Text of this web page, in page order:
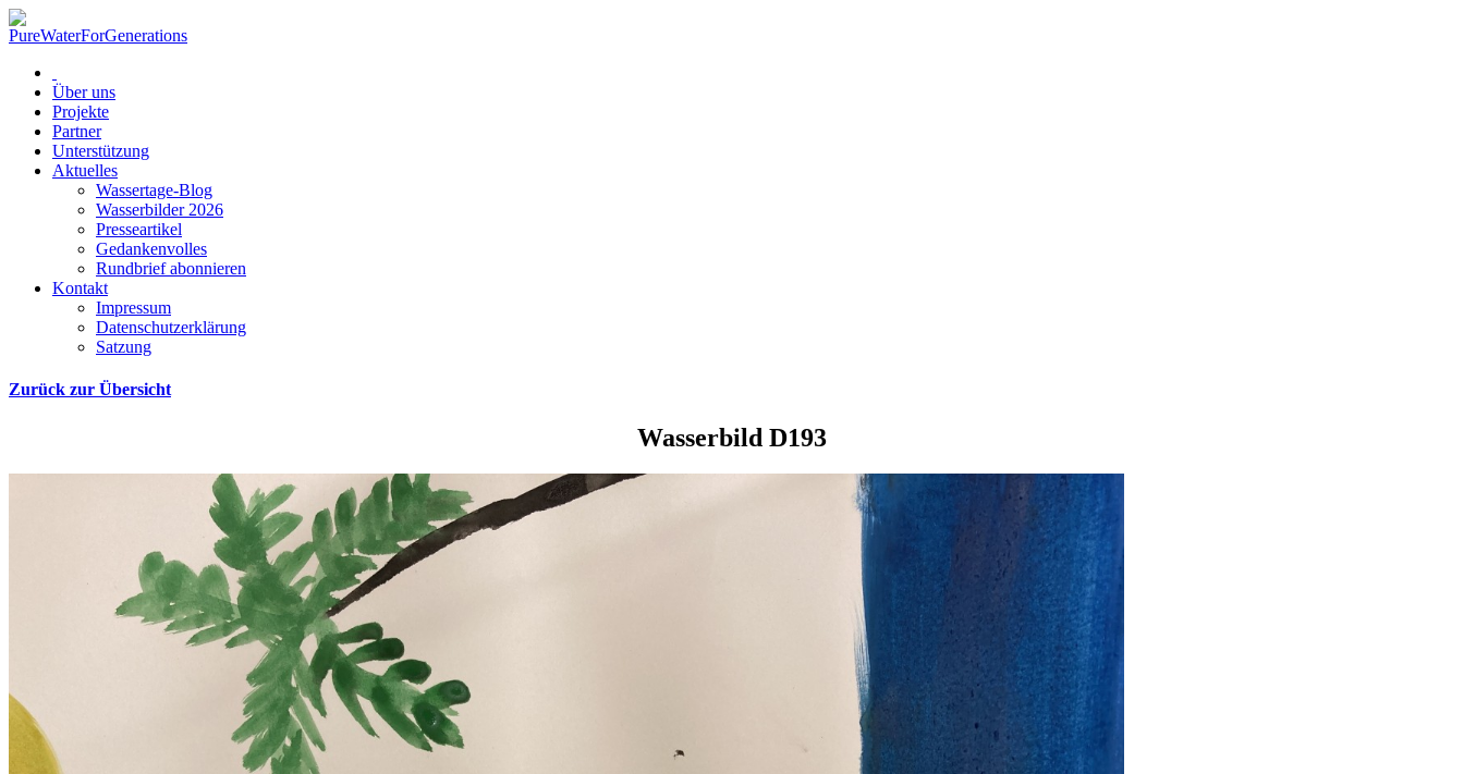
Über uns
Projekte
Partner
Unterstützung
Aktuelles
Wassertage-Blog
Wasserbilder 2026
Presseartikel
Gedankenvolles
Rundbrief abonnieren
Kontakt
Impressum
Datenschutzerklärung
Satzung
Zurück zur Übersicht
Wasserbild D193